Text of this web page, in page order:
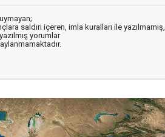
saldırı içeren, imla kuralları ile yazılmamış,
yorumlar